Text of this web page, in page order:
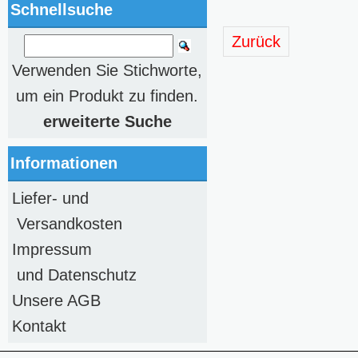
Zurück
Schnellsuche
Verwenden Sie Stichworte,
um ein Produkt zu finden.
erweiterte Suche
Informationen
Liefer- und
Versandkosten
Impressum
und Datenschutz
Unsere AGB
Kontakt